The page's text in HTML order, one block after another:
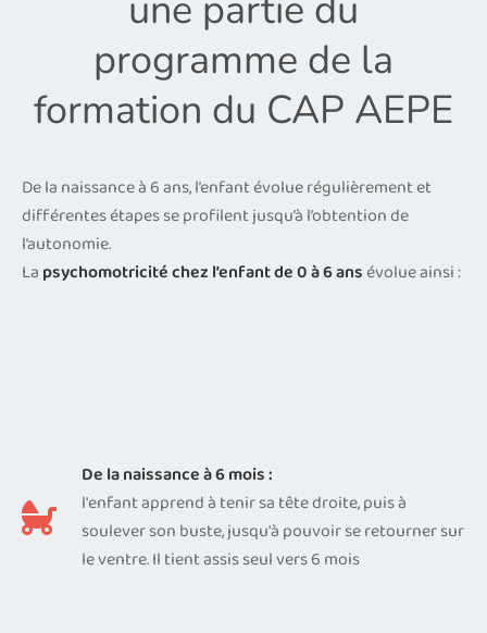
programme de la
formation du CAP AEPE
De la naissance à 6 ans, l’enfant évolue régulièrement et
différentes étapes se profilent jusqu’à l’obtention de
l’autonomie.
La psychomotricité chez l’enfant de 0 à 6 ansévolue ainsi :
De la naissance à 6 mois :
l'enfant apprend à tenir sa tête droite, puis à
soulever son buste, jusqu'à pouvoir se retourner sur
le ventre. Il tient assis seul vers 6 mois